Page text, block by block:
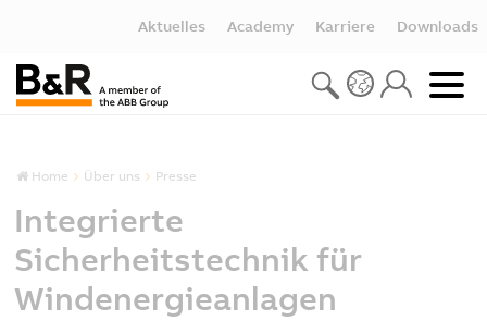
Aktuelles Academy Karriere Downloads
Home Über uns Presse
Integrierte
Sicherheitstechnik für
Windenergieanlagen